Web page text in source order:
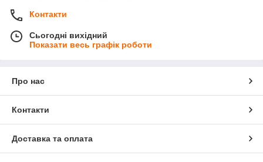
Контакти
Сьогодні вихідний
Показати весь графік роботи
Про нас
Контакти
Доставка та оплата